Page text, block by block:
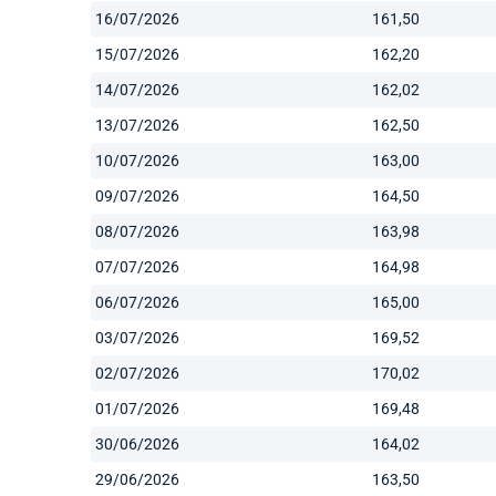
16/07/2026
161,50
15/07/2026
162,20
14/07/2026
162,02
13/07/2026
162,50
10/07/2026
163,00
09/07/2026
164,50
08/07/2026
163,98
07/07/2026
164,98
06/07/2026
165,00
03/07/2026
169,52
02/07/2026
170,02
01/07/2026
169,48
30/06/2026
164,02
29/06/2026
163,50